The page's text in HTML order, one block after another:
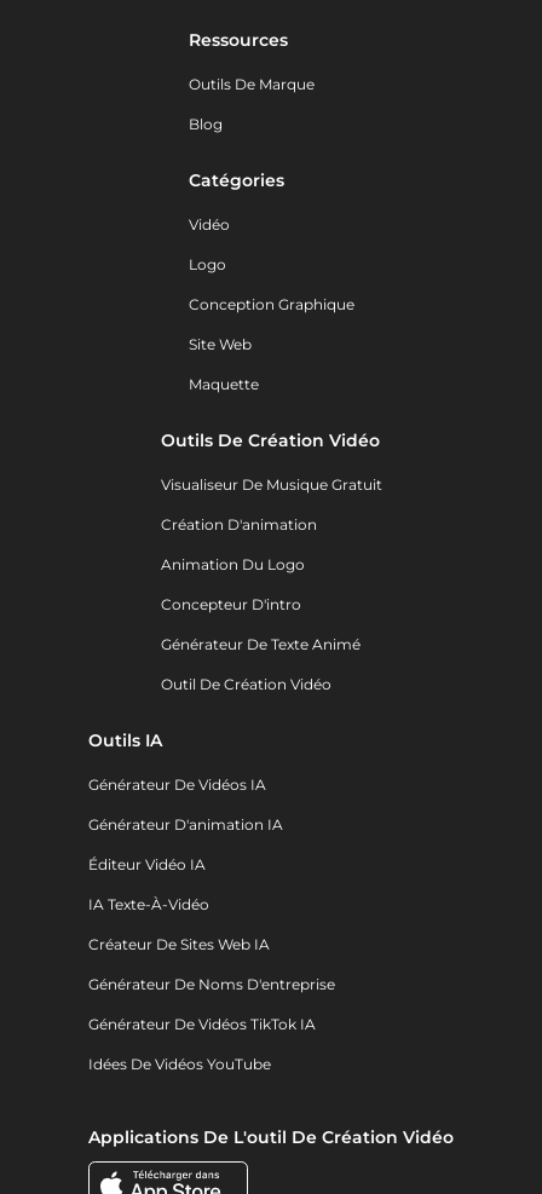
Ressources
Outils De Marque
Blog
Catégories
Vidéo
Logo
Conception Graphique
Site Web
Maquette
Outils De Création Vidéo
Visualiseur De Musique Gratuit
Création D'animation
Animation Du Logo
Concepteur D'intro
Générateur De Texte Animé
Outil De Création Vidéo
Outils IA
Générateur De Vidéos IA
Générateur D'animation IA
Éditeur Vidéo IA
IA Texte-À-Vidéo
Créateur De Sites Web IA
Générateur De Noms D'entreprise
Générateur De Vidéos TikTok IA
Idées De Vidéos YouTube
Applications De L'outil De Création Vidéo